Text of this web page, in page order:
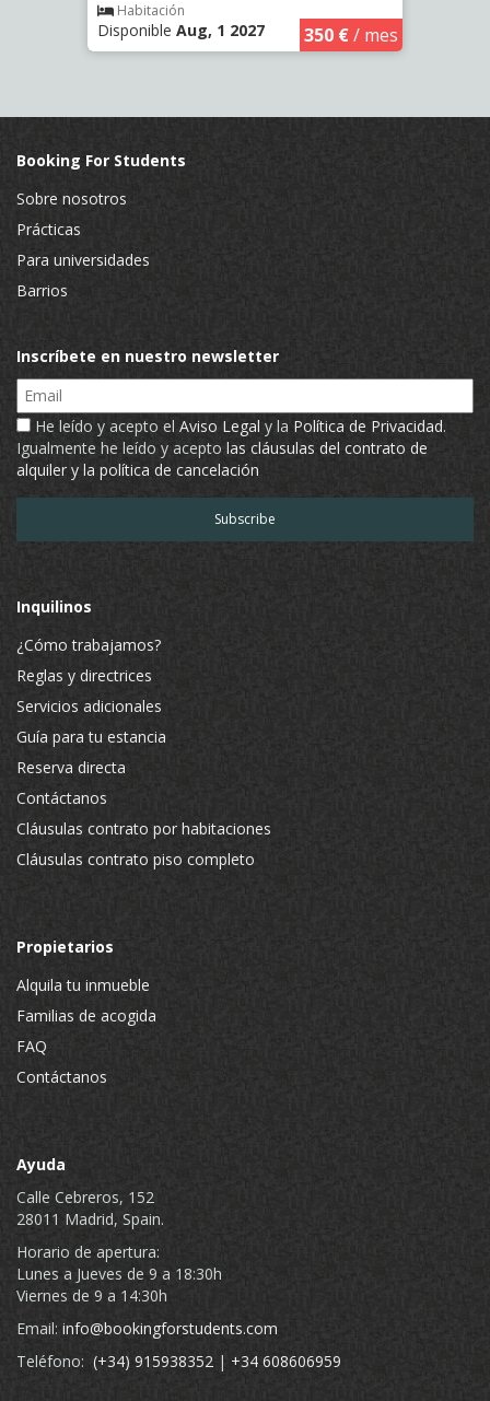
Habitación
Disponible Aug, 1 2027 350 €/ mes
Booking For Students
Sobre nosotros
Prácticas
Para universidades
Barrios
Inscríbete en nuestro newsletter
Email
He leído y acepto el Aviso Legal y la Política de Privacidad.
Igualmente he leído y acepto las cláusulas del contrato de
alquiler y la política de cancelación
Inquilinos
¿Cómo trabajamos?
Reglas y directrices
Servicios adicionales
Guía para tu estancia
Reserva directa
Contáctanos
Cláusulas contrato por habitaciones
Cláusulas contrato piso completo
Propietarios
Alquila tu inmueble
Familias de acogida
FAQ
Contáctanos
Ayuda
Calle Cebreros, 152
28011 Madrid, Spain.
Horario de apertura:
Lunes a Jueves de 9 a 18:30h
Viernes de 9 a 14:30h
Email: info@bookingforstudents.com
Teléfono: (+34) 915938352 | +34 608606959